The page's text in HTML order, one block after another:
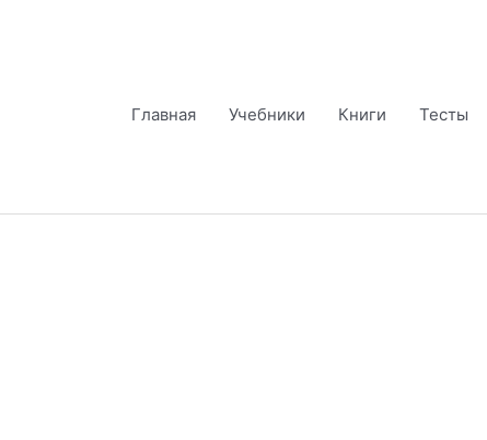
Главная Учебники Книги Тесты